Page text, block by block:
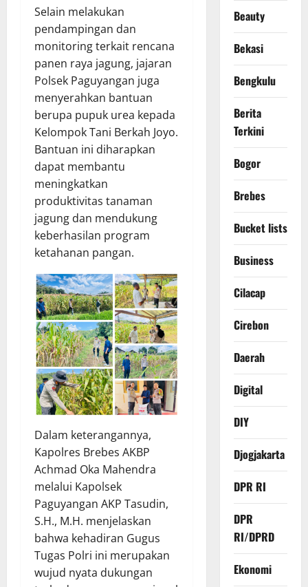
Selain melakukan
pendampingan dan
monitoring terkait rencana
panen raya jagung, jajaran
Polsek Paguyangan juga
menyerahkan bantuan
berupa pupuk urea kepada
Kelompok Tani Berkah Joyo.
Bantuan ini diharapkan
dapat membantu
meningkatkan
produktivitas tanaman
jagung dan mendukung
keberhasilan program
ketahanan pangan.
Dalam keterangannya,
Kapolres Brebes AKBP
Achmad Oka Mahendra
melalui Kapolsek
Paguyangan AKP Tasudin,
S.H., M.H. menjelaskan
bahwa kehadiran Gugus
Tugas Polri ini merupakan
wujud nyata dukungan
Beauty
Bekasi
Bengkulu
Berita
Terkini
Bogor
Brebes
Bucket lists
Business
Cilacap
Cirebon
Daerah
Digital
DIY
Djogjakarta
DPR RI
DPR
RI/DPRD
Ekonomi